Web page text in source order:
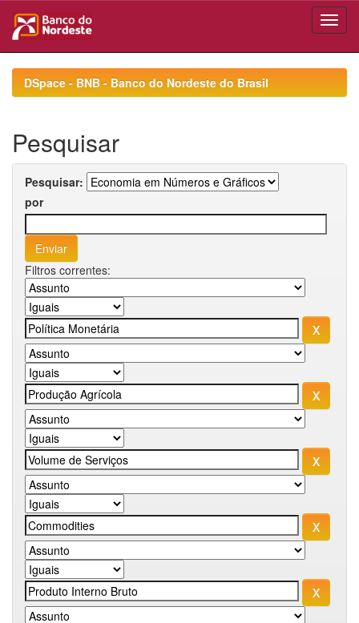
navigationDSpace - BNB - Banco do Nordeste do Brasil
Pesquisar
Pesquisar:
por
Filtros correntes: